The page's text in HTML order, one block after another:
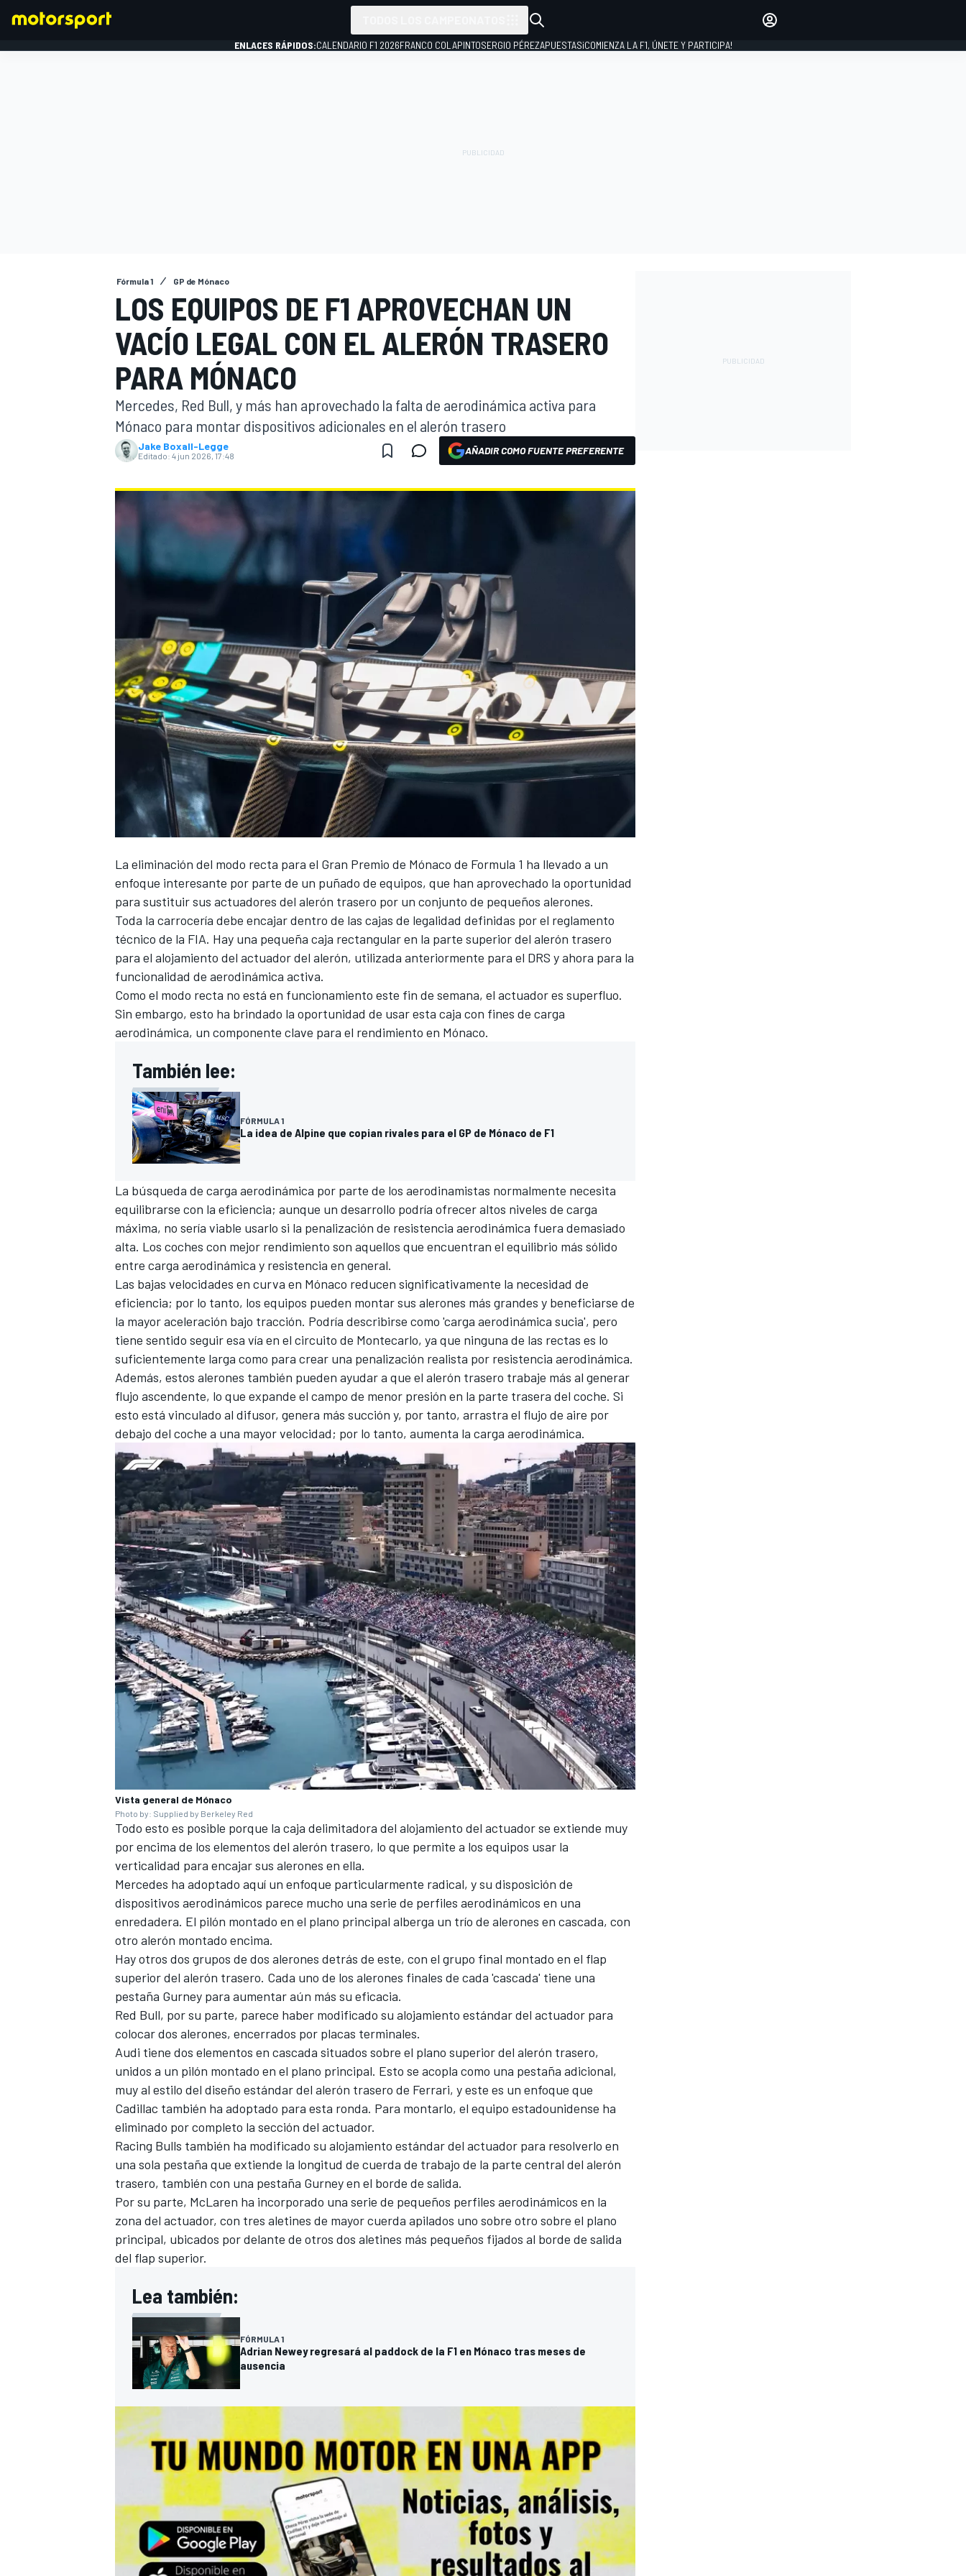
INDYCAR
MOTOGP
NASCAR CUP
FÓRMULA E
WRC
MÁS CATEGORÍAS
INICIAR SESIÓN
ENLACES RÁPIDOS:CALENDARIO F1 2026FRANCO COLAPINTOSERGIO PÉREZAPUESTAS¡COMIENZA LA F1, ÚNETE Y PARTICIPA!
Fórmula 1 GP de Mónaco
LOS EQUIPOS DE F1 APROVECHAN UN
VACÍO LEGAL CON EL ALERÓN TRASERO
PARA MÓNACO
Mercedes, Red Bull, y más han aprovechado la falta de aerodinámica activa para
Mónaco para montar dispositivos adicionales en el alerón trasero
Jake Boxall-Legge
Editado: 4 jun 2026, 17:48 AÑADIR COMO FUENTE PREFERENTE
La eliminación del modo recta para el Gran Premio de Mónaco de Formula 1 ha llevado a un
enfoque interesante por parte de un puñado de equipos, que han aprovechado la oportunidad
para sustituir sus actuadores del alerón trasero por un conjunto de pequeños alerones.
Toda la carrocería debe encajar dentro de las cajas de legalidad definidas por el reglamento
técnico de la FIA. Hay una pequeña caja rectangular en la parte superior del alerón trasero
para el alojamiento del actuador del alerón, utilizada anteriormente para el DRS y ahora para la
funcionalidad de aerodinámica activa.
Como el modo recta no está en funcionamiento este fin de semana, el actuador es superfluo.
Sin embargo, esto ha brindado la oportunidad de usar esta caja con fines de carga
aerodinámica, un componente clave para el rendimiento en Mónaco.
También lee:
FÓRMULA 1
La idea de Alpine que copian rivales para el GP de Mónaco de F1
La búsqueda de carga aerodinámica por parte de los aerodinamistas normalmente necesita
equilibrarse con la eficiencia; aunque un desarrollo podría ofrecer altos niveles de carga
máxima, no sería viable usarlo si la penalización de resistencia aerodinámica fuera demasiado
alta. Los coches con mejor rendimiento son aquellos que encuentran el equilibrio más sólido
entre carga aerodinámica y resistencia en general.
Las bajas velocidades en curva en Mónaco reducen significativamente la necesidad de
eficiencia; por lo tanto, los equipos pueden montar sus alerones más grandes y beneficiarse de
la mayor aceleración bajo tracción. Podría describirse como 'carga aerodinámica sucia', pero
tiene sentido seguir esa vía en el circuito de Montecarlo, ya que ninguna de las rectas es lo
suficientemente larga como para crear una penalización realista por resistencia aerodinámica.
Además, estos alerones también pueden ayudar a que el alerón trasero trabaje más al generar
flujo ascendente, lo que expande el campo de menor presión en la parte trasera del coche. Si
esto está vinculado al difusor, genera más succión y, por tanto, arrastra el flujo de aire por
debajo del coche a una mayor velocidad; por lo tanto, aumenta la carga aerodinámica.
Vista general de Mónaco
Photo by: Supplied by Berkeley Red
Todo esto es posible porque la caja delimitadora del alojamiento del actuador se extiende muy
por encima de los elementos del alerón trasero, lo que permite a los equipos usar la
verticalidad para encajar sus alerones en ella.
Mercedes ha adoptado aquí un enfoque particularmente radical, y su disposición de
dispositivos aerodinámicos parece mucho una serie de perfiles aerodinámicos en una
enredadera. El pilón montado en el plano principal alberga un trío de alerones en cascada, con
otro alerón montado encima.
Hay otros dos grupos de dos alerones detrás de este, con el grupo final montado en el flap
superior del alerón trasero. Cada uno de los alerones finales de cada 'cascada' tiene una
pestaña Gurney para aumentar aún más su eficacia.
Red Bull, por su parte, parece haber modificado su alojamiento estándar del actuador para
colocar dos alerones, encerrados por placas terminales.
Audi tiene dos elementos en cascada situados sobre el plano superior del alerón trasero,
unidos a un pilón montado en el plano principal. Esto se acopla como una pestaña adicional,
muy al estilo del diseño estándar del alerón trasero de Ferrari, y este es un enfoque que
Cadillac también ha adoptado para esta ronda. Para montarlo, el equipo estadounidense ha
eliminado por completo la sección del actuador.
Racing Bulls también ha modificado su alojamiento estándar del actuador para resolverlo en
una sola pestaña que extiende la longitud de cuerda de trabajo de la parte central del alerón
trasero, también con una pestaña Gurney en el borde de salida.
Por su parte, McLaren ha incorporado una serie de pequeños perfiles aerodinámicos en la
zona del actuador, con tres aletines de mayor cuerda apilados uno sobre otro sobre el plano
principal, ubicados por delante de otros dos aletines más pequeños fijados al borde de salida
del flap superior.
Lea también:
FÓRMULA 1
Adrian Newey regresará al paddock de la F1 en Mónaco tras meses de
ausencia